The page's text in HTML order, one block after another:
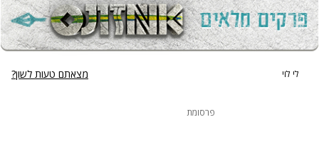
לי לוי מצאתם טעות לשון?
פרסומת